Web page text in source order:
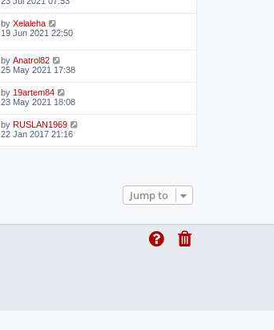
by Xelaleha
19 Jun 2021 22:50
by Anatrol82
25 May 2021 17:38
by 19artem84
23 May 2021 18:08
by RUSLAN1969
22 Jan 2017 21:16
Jump to